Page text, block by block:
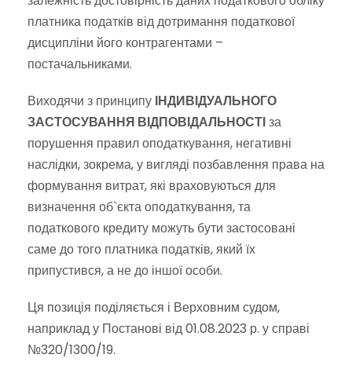
платника податків від дотримання податкової
дисципліни його контрагентами –
постачальниками.
Виходячи з принципу ІНДИВІДУАЛЬНОГО
ЗАСТОСУВАННЯ ВІДПОВІДАЛЬНОСТІза
порушення правил оподаткування, негативні
наслідки, зокрема, у вигляді позбавлення права на
формування витрат, які враховуються для
визначення об`єкта оподаткування, та
податкового кредиту можуть бути застосовані
саме до того платника податків, який їх
припустився, а не до іншої особи.
Ця позиція поділяється і Верховним судом,
наприклад у Постанові від 01.08.2023 р. у справі
№320/1300/19.